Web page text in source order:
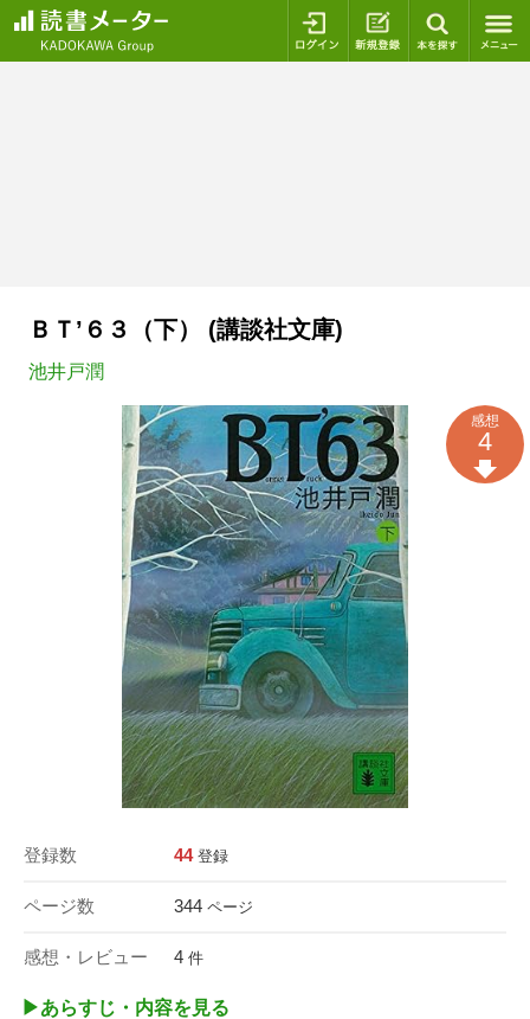
ログイン 新規登録
ＢＴ’６３（下） (講談社文庫)
池井戸潤
登録数 44 登録
ページ数 344 ページ
感想・レビュー 4 件
感想
4
▶︎あらすじ・内容を見る